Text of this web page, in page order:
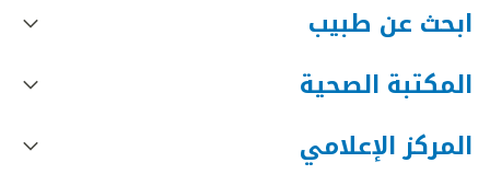
ابحث عن طبيب
المكتبة الصحية
المركز الإعلامي